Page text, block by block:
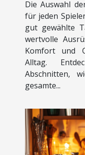
Die Auswahl
für jeden
gut gewählte
wertvolle
Komfort und
Alltag.
Abschnitten,
gesamte...